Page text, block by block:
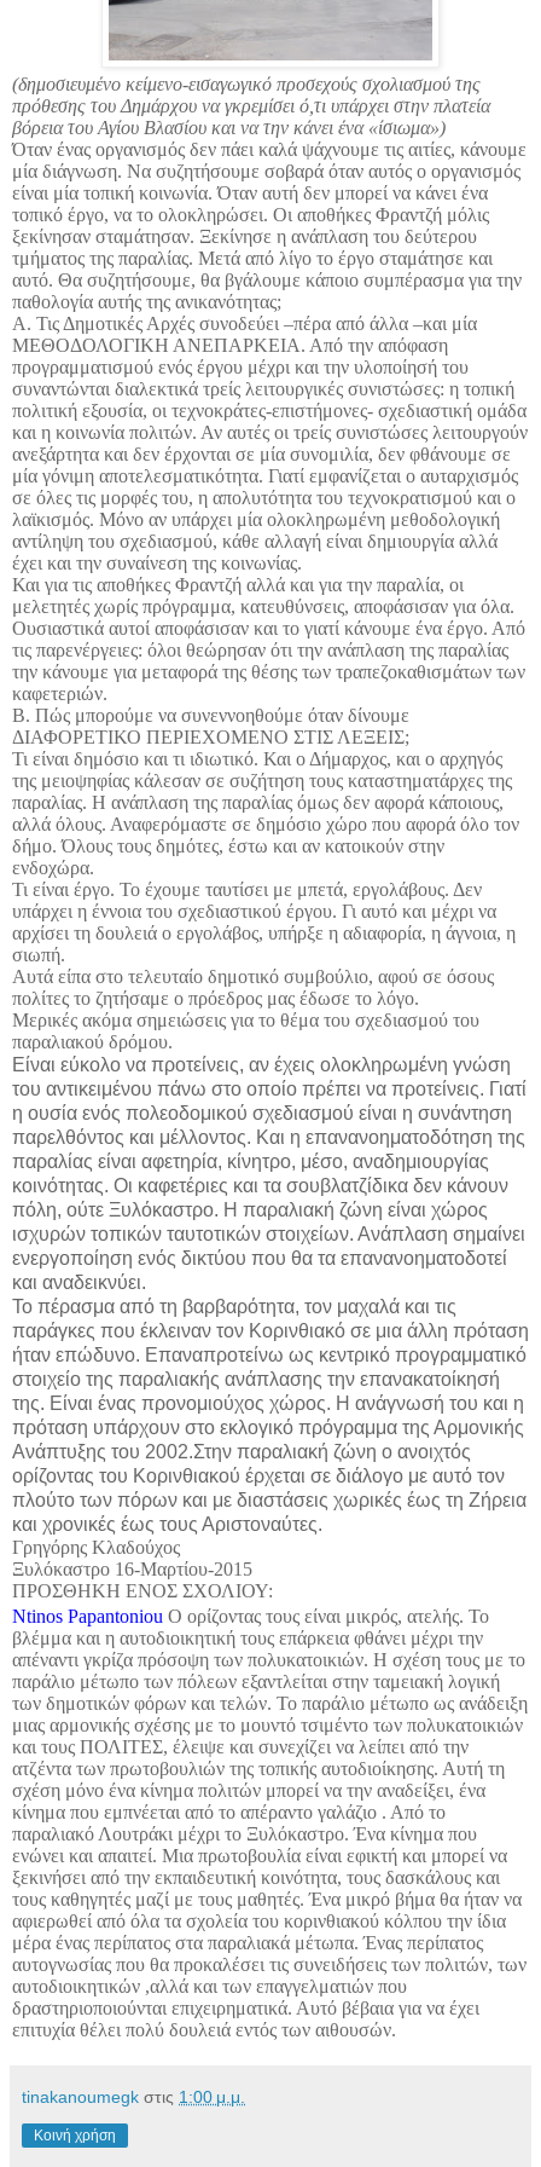
(δημοσιευμένο κείμενο-εισαγωγικό προσεχούς σχολιασμού της
πρόθεσης του Δημάρχου να γκρεμίσει ό,τι υπάρχει στην πλατεία
βόρεια του Αγίου Βλασίου και να την κάνει ένα «ίσιωμα»)
Όταν ένας οργανισμός δεν πάει καλά ψάχνουμε τις αιτίες, κάνουμε
μία διάγνωση. Να συζητήσουμε σοβαρά όταν αυτός ο οργανισμός
είναι μία τοπική κοινωνία. Όταν αυτή δεν μπορεί να κάνει ένα
τοπικό έργο, να το ολοκληρώσει. Οι αποθήκες Φραντζή μόλις
ξεκίνησαν σταμάτησαν. Ξεκίνησε η ανάπλαση του δεύτερου
τμήματος της παραλίας. Μετά από λίγο το έργο σταμάτησε και
αυτό. Θα συζητήσουμε, θα βγάλουμε κάποιο συμπέρασμα για την
παθολογία αυτής της ανικανότητας;
Α. Τις Δημοτικές Αρχές συνοδεύει –πέρα από άλλα –και μία
ΜΕΘΟΔΟΛΟΓΙΚΗ ΑΝΕΠΑΡΚΕΙΑ. Από την απόφαση
προγραμματισμού ενός έργου μέχρι και την υλοποίησή του
συναντώνται διαλεκτικά τρείς λειτουργικές συνιστώσες: η τοπική
πολιτική εξουσία, οι τεχνοκράτες-επιστήμονες- σχεδιαστική ομάδα
και η κοινωνία πολιτών. Αν αυτές οι τρείς συνιστώσες λειτουργούν
ανεξάρτητα και δεν έρχονται σε μία συνομιλία, δεν φθάνουμε σε
μία γόνιμη αποτελεσματικότητα. Γιατί εμφανίζεται ο αυταρχισμός
σε όλες τις μορφές του, η απολυτότητα του τεχνοκρατισμού και ο
λαϊκισμός. Μόνο αν υπάρχει μία ολοκληρωμένη μεθοδολογική
αντίληψη του σχεδιασμού, κάθε αλλαγή είναι δημιουργία αλλά
έχει και την συναίνεση της κοινωνίας.
Και για τις αποθήκες Φραντζή αλλά και για την παραλία, οι
μελετητές χωρίς πρόγραμμα, κατευθύνσεις, αποφάσισαν για όλα.
Ουσιαστικά αυτοί αποφάσισαν και το γιατί κάνουμε ένα έργο. Από
τις παρενέργειες: όλοι θεώρησαν ότι την ανάπλαση της παραλίας
την κάνουμε για μεταφορά της θέσης των τραπεζοκαθισμάτων των
καφετεριών.
Β. Πώς μπορούμε να συνεννοηθούμε όταν δίνουμε
ΔΙΑΦΟΡΕΤΙΚΟ ΠΕΡΙΕΧΟΜΕΝΟ ΣΤΙΣ ΛΕΞΕΙΣ;
Τι είναι δημόσιο και τι ιδιωτικό. Και ο Δήμαρχος, και ο αρχηγός
της μειοψηφίας κάλεσαν σε συζήτηση τους καταστηματάρχες της
παραλίας. Η ανάπλαση της παραλίας όμως δεν αφορά κάποιους,
αλλά όλους. Αναφερόμαστε σε δημόσιο χώρο που αφορά όλο τον
δήμο. Όλους τους δημότες, έστω και αν κατοικούν στην
ενδοχώρα.
Τι είναι έργο. Το έχουμε ταυτίσει με μπετά, εργολάβους. Δεν
υπάρχει η έννοια του σχεδιαστικού έργου. Γι αυτό και μέχρι να
αρχίσει τη δουλειά ο εργολάβος, υπήρξε η αδιαφορία, η άγνοια, η
σιωπή.
Αυτά είπα στο τελευταίο δημοτικό συμβούλιο, αφού σε όσους
πολίτες το ζητήσαμε ο πρόεδρος μας έδωσε το λόγο.
Μερικές ακόμα σημειώσεις για το θέμα του σχεδιασμού του
παραλιακού δρόμου.
Είναι εύκολο να προτείνεις, αν έχεις ολοκληρωμένη γνώση
του αντικειμένου πάνω στο οποίο πρέπει να προτείνεις. Γιατί
η ουσία ενός πολεοδομικού σχεδιασμού είναι η συνάντηση
παρελθόντος και μέλλοντος. Και η επανανοηματοδότηση της
παραλίας είναι αφετηρία, κίνητρο, μέσο, αναδημιουργίας
κοινότητας. Οι καφετέριες και τα σουβλατζίδικα δεν κάνουν
πόλη, ούτε Ξυλόκαστρο. Η παραλιακή ζώνη είναι χώρος
ισχυρών τοπικών ταυτοτικών στοιχείων. Ανάπλαση σημαίνει
ενεργοποίηση ενός δικτύου που θα τα επανανοηματοδοτεί
και αναδεικνύει.
Το πέρασμα από τη βαρβαρότητα, τον μαχαλά και τις
παράγκες που έκλειναν τον Κορινθιακό σε μια άλλη πρόταση
ήταν επώδυνο. Επαναπροτείνω ως κεντρικό προγραμματικό
στοιχείο της παραλιακής ανάπλασης την επανακατοίκησή
της. Είναι ένας προνομιούχος χώρος. Η ανάγνωσή του και η
πρόταση υπάρχουν στο εκλογικό πρόγραμμα της Αρμονικής
Ανάπτυξης του 2002.Στην παραλιακή ζώνη ο ανοιχτός
ορίζοντας του Κορινθιακού έρχεται σε διάλογο με αυτό τον
πλούτο των πόρων και με διαστάσεις χωρικές έως τη Ζήρεια
και χρονικές έως τους Αριστοναύτες.
Γρηγόρης Κλαδούχος
Ξυλόκαστρο 16-Μαρτίου-2015
ΠΡΟΣΘΗΚΗ ΕΝΟΣ ΣΧΟΛΙΟΥ:
Ntinos Papantoniou Ο ορίζοντας τους είναι μικρός, ατελής. Το
βλέμμα και η αυτοδιοικητική τους επάρκεια φθάνει μέχρι την
απέναντι γκρίζα πρόσοψη των πολυκατοικιών. Η σχέση τους με το
παράλιο μέτωπο των πόλεων εξαντλείται στην ταμειακή λογική
των δημοτικών φόρων και τελών. Το παράλιο μέτωπο ως ανάδειξη
μιας αρμονικής σχέσης με το μουντό τσιμέντο των πολυκατοικιών
και τους ΠΟΛΙΤΕΣ, έλειψε και συνεχίζει να λείπει από την
ατζέντα των πρωτοβουλιών της τοπικής αυτοδιοίκησης. Αυτή τη
σχέση μόνο ένα κίνημα πολιτών μπορεί να την αναδείξει, ένα
κίνημα που εμπνέεται από το απέραντο γαλάζιο . Από το
παραλιακό Λουτράκι μέχρι το Ξυλόκαστρο. Ένα κίνημα που
ενώνει και απαιτεί. Μια πρωτοβουλία είναι εφικτή και μπορεί να
ξεκινήσει από την εκπαιδευτική κοινότητα, τους δασκάλους και
τους καθηγητές μαζί με τους μαθητές. Ένα μικρό βήμα θα ήταν να
αφιερωθεί από όλα τα σχολεία του κορινθιακού κόλπου την ίδια
μέρα ένας περίπατος στα παραλιακά μέτωπα. Ένας περίπατος
αυτογνωσίας που θα προκαλέσει τις συνειδήσεις των πολιτών, των
αυτοδιοικητικών ,αλλά και των επαγγελματιών που
δραστηριοποιούνται επιχειρηματικά. Αυτό βέβαια για να έχει
επιτυχία θέλει πολύ δουλειά εντός των αιθουσών.
tinakanoumegk στις 1:00 μ.μ.
Κοινή χρήση